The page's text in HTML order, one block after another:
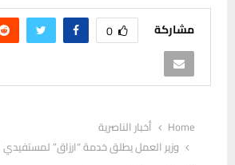
مشاركة 0
Home
أخبار الناصرية
وزير العمل يطلق خدمة “ارزاق” لمستفيدي